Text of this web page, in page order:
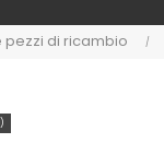
pezzi di ricambio